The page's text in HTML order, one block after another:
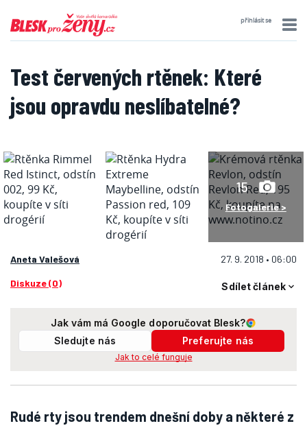
přihlásit se
Test červených rtěnek: Které
jsou opravdu neslíbatelné?
15
Fotogalerie >
Aneta Valešová 27. 9. 2018 • 06:00
Diskuze (0) Sdílet článek
Jak vám má Google doporučovat Blesk?
Sledujte nás
Preferujte nás
Jak to celé funguje
Rudé rty jsou trendem dnešní doby a některé z